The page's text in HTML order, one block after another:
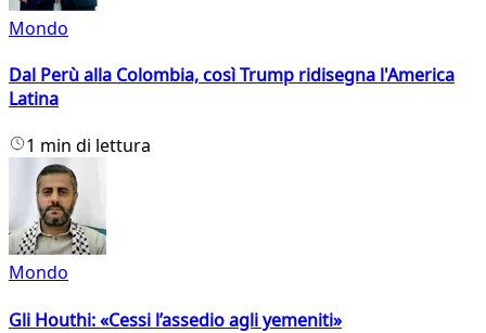
Mondo
Dal Perù alla Colombia, così Trump ridisegna l'America
Latina
1 min di lettura
Mondo
Gli Houthi: «Cessi l’assedio agli yemeniti»